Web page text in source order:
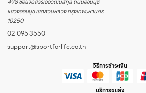
498 ซอยจัดสรรเอื้อวัฒนสกุล ถนนอ่อนนุช
แขวงอ่อนนุช เขตสวนหลวง กรุงเทพมหานคร
10250
02 095 3550
support@sportforlife.co.th
วิธีการชำระเงิน
บริการขนส่ง